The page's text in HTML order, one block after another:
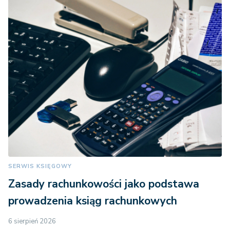
SERWIS KSIĘGOWY
Zasady rachunkowości jako podstawa
prowadzenia ksiąg rachunkowych
6 sierpień 2026